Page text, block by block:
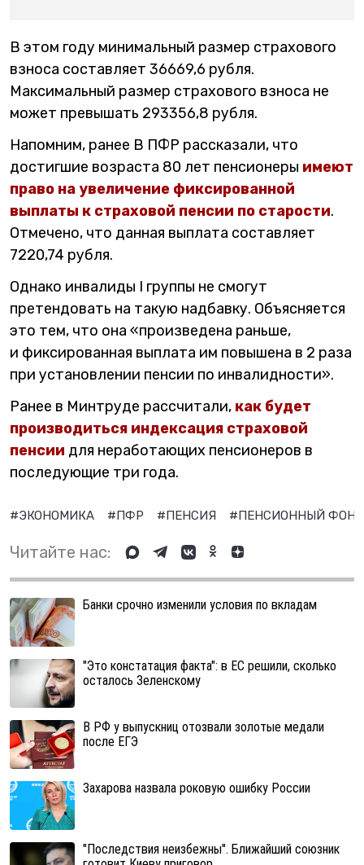
В этом году минимальный размер страхового
взноса составляет 36669,6 рубля.
Максимальный размер страхового взноса не
может превышать 293356,8 рубля.
Напомним, ранее В ПФР рассказали, что
достигшие возраста 80 лет пенсионеры имеют
право на увеличение фиксированной
выплаты к страховой пенсии по старости.
Отмечено, что данная выплата составляет
7220,74 рубля.
Однако инвалиды I группы не смогут
претендовать на такую надбавку. Объясняется
это тем, что она «произведена раньше,
и фиксированная выплата им повышена в 2 раза
при установлении пенсии по инвалидности».
Ранее в Минтруде рассчитали, как будет
производиться индексация страховой
пенсии для неработающих пенсионеров в
последующие три года.
#ЭКОНОМИКА #ПФР #ПЕНСИЯ #ПЕНСИОННЫЙ
Читайте нас:
Банки срочно изменили условия по вкладам
"Это констатация факта": в ЕС решили, сколько
осталось Зеленскому
В РФ у выпускниц отозвали золотые медали
после ЕГЭ
Захарова назвала роковую ошибку России
"Последствия неизбежны". Ближайший союзник